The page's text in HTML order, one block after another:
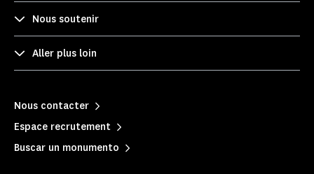
Nous soutenir
Aller plus loin
Nous contacter
Espace recrutement
Buscar un monumento